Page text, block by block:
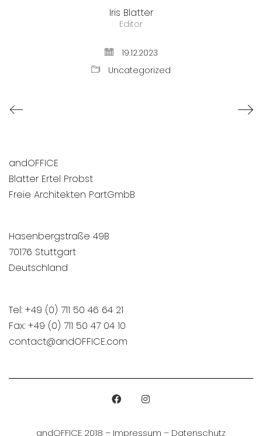
Iris Blatter
Editor
19.12.2023
Uncategorized
andOFFICE
Blatter Ertel Probst
Freie Architekten PartGmbB
Hasenbergstraße 49B
70176 Stuttgart
Deutschland
Tel: +49 (0) 711 50 46 64 21
Fax: +49 (0) 711 50 47 04 10
contact@andOFFICE.com
andOFFICE 2018 – Impressum – Datenschutz